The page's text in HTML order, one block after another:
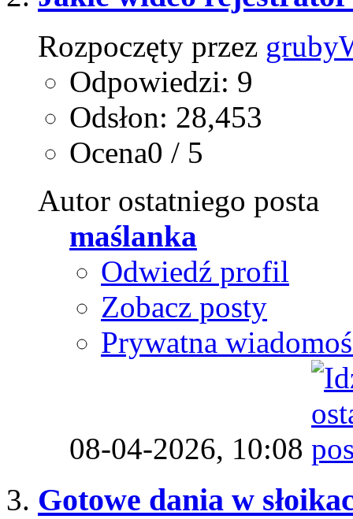
Rozpoczęty przez
Odpowiedzi: 9
Odsłon: 28,453
Ocena0 / 5
Autor ostatniego posta
maślanka
Odwiedź profil
Zobacz posty
Prywatna
08-04-2026, 10:08
Gotowe dania w